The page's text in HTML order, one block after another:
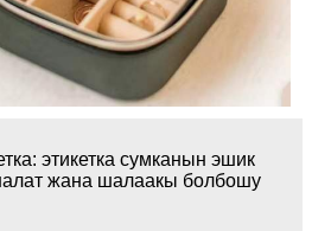
этикетка сумканын эшик
жана шалаакы болбошу